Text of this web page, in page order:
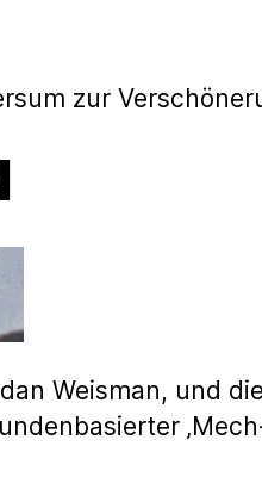
zur
Weisman, und